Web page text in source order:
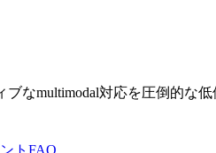
なmultimodal対応を圧倒的な
ト FAQ